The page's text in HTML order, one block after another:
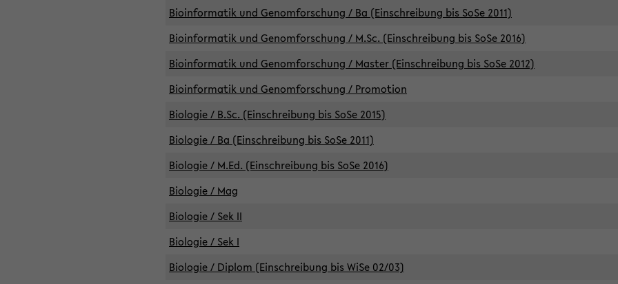
Bioinformatik und Genomforschung / Ba (Einschreibung bis SoSe 2011)
Bioinformatik und Genomforschung / M.Sc. (Einschreibung bis SoSe 2016)
Bioinformatik und Genomforschung / Master (Einschreibung bis SoSe 2012)
Bioinformatik und Genomforschung / Promotion
Biologie / B.Sc. (Einschreibung bis SoSe 2015)
Biologie / Ba (Einschreibung bis SoSe 2011)
Biologie / M.Ed. (Einschreibung bis SoSe 2016)
Biologie / Mag
Biologie / Sek II
Biologie / Sek I
Biologie / Diplom (Einschreibung bis WiSe 02/03)